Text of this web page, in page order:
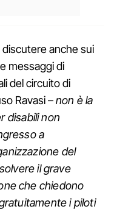
anche sui
messaggi di
del circuito di
Ravasi –non è la
disabili non
a
del
il grave
che chiedono
i piloti